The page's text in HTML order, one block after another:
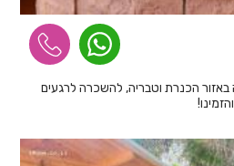
באזור הכנרת וטבריה, להשכרה לרגעים